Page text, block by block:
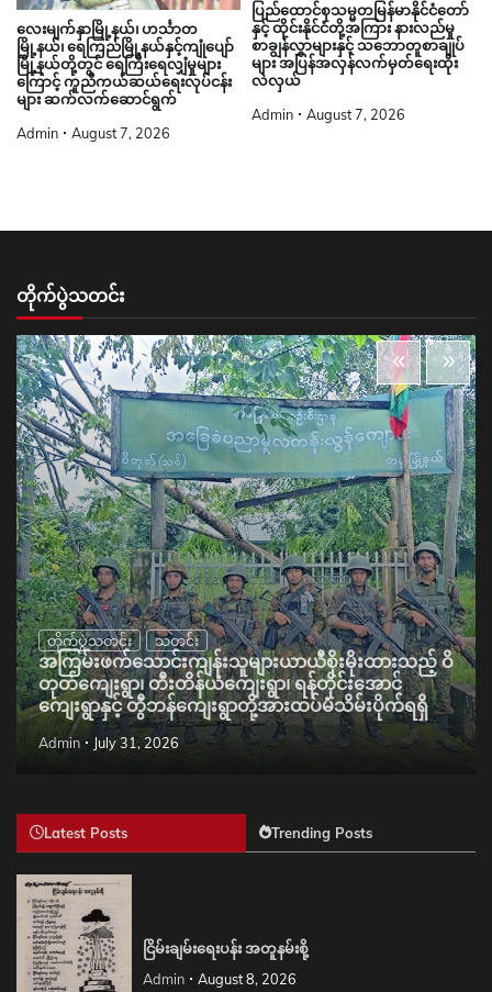
လေးမျက်နှာမြို့နယ်၊ ဟင်္သာတ
မြို့နယ်၊ ရေကြည်မြို့နယ်နှင့်ကျုံပျော်
မြို့နယ်တို့တွင် ရေကြီးရေလျှံမှုများ
ကြောင့် ကူညီကယ်ဆယ်ရေးလုပ်ငန်း
များ ဆက်လက်ဆောင်ရွက်
Admin August 7, 2026
ပြည်ထောင်စုသမ္မတမြန်မာနိုင်ငံတော်
နှင့် ထိုင်းနိုင်ငံတို့အကြား နားလည်မှု
စာချွန်လွှာများနှင့် သဘောတူစာချုပ်
များ အပြန်အလှန်လက်မှတ်ရေးထိုး
လဲလှယ်
Admin August 7, 2026
တိုက်ပွဲသတင်း
တိုက်ပွဲသတင်း သတင်း
အကြမ်းဖက်သောင်းကျန်းသူများယာယီစိုးမိုးထားသည့် ဝိ
တုတ်ကျေးရွာ၊ တီးတိန်ယံကျေးရွာ၊ ရန်တိုင်းအောင်
ကျေးရွာနှင့် တွီဘန်ကျေးရွာတို့အားထပ်မံသိမ်းပိုက်ရရှိ
Admin July 31, 2026
Latest Posts Trending Posts
ငြိမ်းချမ်းရေးပန်း အတူနမ်းစို့
Admin August 8, 2026